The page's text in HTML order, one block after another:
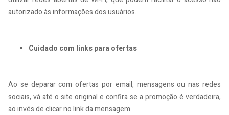
autorizado às informações dos usuários.
Cuidado com links para ofertas
Ao se deparar com ofertas por email, mensagens ou nas redes
sociais, vá até o site original e confira se a promoção é verdadeira,
ao invés de clicar no link da mensagem.